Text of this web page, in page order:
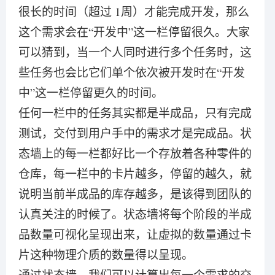
很长的时间（超过 1周）才能完成开发，那么
这个需求会在“开发中”这一栏停留很久。大家
可以猜到，当一个人同时进行多个任务时，这
些任务也会比它们单个依次被开发时在“开发
中”这一栏停留更久的时间。
任何一栏中的任务其实都是半成品，只有完成
测试，交付到用户手中的需求才是完成品。状
态墙上的每一栏都好比一个存放着各种零件的
仓库，每一栏中的卡片越多，停留的越久，就
说明当前半成品的库存越多，是该得到团队的
认真关注的时候了。状态墙将每个阶段的半成
品数量可视化呈现出来，让虚拟的数量通过卡
片这种物理介质的数量得以呈现。